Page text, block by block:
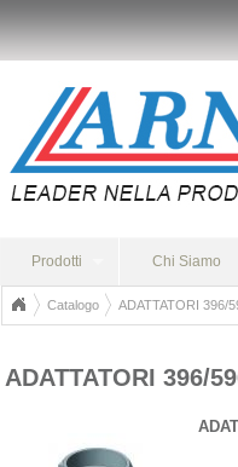
Prodotti Chi Siamo
Catalogo ADATTATORI 396/
ADATTATORI 396/